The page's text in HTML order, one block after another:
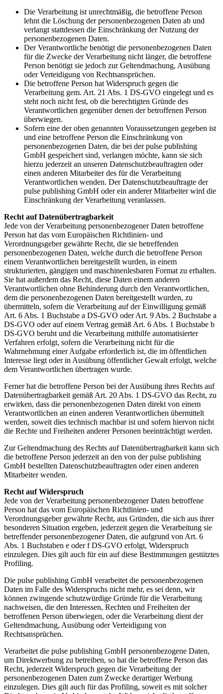
Die Verarbeitung ist unrechtmäßig, die betroffene Person
lehnt die Löschung der personenbezogenen Daten ab und
verlangt stattdessen die Einschränkung der Nutzung der
personenbezogenen Daten.
Der Verantwortliche benötigt die personenbezogenen Daten
für die Zwecke der Verarbeitung nicht länger, die betroffene
Person benötigt sie jedoch zur Geltendmachung, Ausübung
oder Verteidigung von Rechtsansprüchen.
Die betroffene Person hat Widerspruch gegen die
Verarbeitung gem. Art. 21 Abs. 1 DS-GVO eingelegt und es
steht noch nicht fest, ob die berechtigten Gründe des
Verantwortlichen gegenüber denen der betroffenen Person
überwiegen.
Sofern eine der oben genannten Voraussetzungen gegeben ist
und eine betroffene Person die Einschränkung von
personenbezogenen Daten, die bei der pulse publishing
GmbH gespeichert sind, verlangen möchte, kann sie sich
hierzu jederzeit an unseren Datenschutzbeauftragten oder
einen anderen Mitarbeiter des für die Verarbeitung
Verantwortlichen wenden. Der Datenschutzbeauftragte der
pulse publishing GmbH oder ein anderer Mitarbeiter wird die
Einschränkung der Verarbeitung veranlassen.
Recht auf Datenübertragbarkeit
Jede von der Verarbeitung personenbezogener Daten betroffene
Person hat das vom Europäischen Richtlinien- und
Verordnungsgeber gewährte Recht, die sie betreffenden
personenbezogenen Daten, welche durch die betroffene Person
einem Verantwortlichen bereitgestellt wurden, in einem
strukturierten, gängigen und maschinenlesbaren Format zu erhalten.
Sie hat außerdem das Recht, diese Daten einem anderen
Verantwortlichen ohne Behinderung durch den Verantwortlichen,
dem die personenbezogenen Daten bereitgestellt wurden, zu
übermitteln, sofern die Verarbeitung auf der Einwilligung gemäß
Art. 6 Abs. 1 Buchstabe a DS-GVO oder Art. 9 Abs. 2 Buchstabe a
DS-GVO oder auf einem Vertrag gemäß Art. 6 Abs. 1 Buchstabe b
DS-GVO beruht und die Verarbeitung mithilfe automatisierter
Verfahren erfolgt, sofern die Verarbeitung nicht für die
Wahrnehmung einer Aufgabe erforderlich ist, die im öffentlichen
Interesse liegt oder in Ausübung öffentlicher Gewalt erfolgt, welche
dem Verantwortlichen übertragen wurde.
Ferner hat die betroffene Person bei der Ausübung ihres Rechts auf
Datenübertragbarkeit gemäß Art. 20 Abs. 1 DS-GVO das Recht, zu
erwirken, dass die personenbezogenen Daten direkt von einem
Verantwortlichen an einen anderen Verantwortlichen übermittelt
werden, soweit dies technisch machbar ist und sofern hiervon nicht
die Rechte und Freiheiten anderer Personen beeinträchtigt werden.
Zur Geltendmachung des Rechts auf Datenübertragbarkeit kann sich
die betroffene Person jederzeit an den von der pulse publishing
GmbH bestellten Datenschutzbeauftragten oder einen anderen
Mitarbeiter wenden.
Recht auf Widerspruch
Jede von der Verarbeitung personenbezogener Daten betroffene
Person hat das vom Europäischen Richtlinien- und
Verordnungsgeber gewährte Recht, aus Gründen, die sich aus ihrer
besonderen Situation ergeben, jederzeit gegen die Verarbeitung sie
betreffender personenbezogener Daten, die aufgrund von Art. 6
Abs. 1 Buchstaben e oder f DS-GVO erfolgt, Widerspruch
einzulegen. Dies gilt auch für ein auf diese Bestimmungen gestütztes
Profiling.
Die pulse publishing GmbH verarbeitet die personenbezogenen
Daten im Falle des Widerspruchs nicht mehr, es sei denn, wir
können zwingende schutzwürdige Gründe für die Verarbeitung
nachweisen, die den Interessen, Rechten und Freiheiten der
betroffenen Person überwiegen, oder die Verarbeitung dient der
Geltendmachung, Ausübung oder Verteidigung von
Rechtsansprüchen.
Verarbeitet die pulse publishing GmbH personenbezogene Daten,
um Direktwerbung zu betreiben, so hat die betroffene Person das
Recht, jederzeit Widerspruch gegen die Verarbeitung der
personenbezogenen Daten zum Zwecke derartiger Werbung
einzulegen. Dies gilt auch für das Profiling, soweit es mit solcher